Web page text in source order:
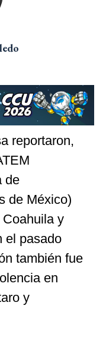
reportaron,
de
de México)
y
el pasado
también fue
en
y